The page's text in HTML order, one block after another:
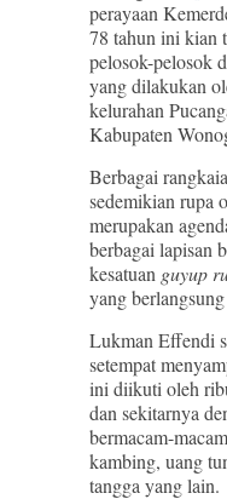
perayaan
78 tahun ini kian
pelosok-pelosok
yang dilakukan
kelurahan
Kabupaten
Berbagai
sedemikian rupa
merupakan
berbagai lapisan
kesatuan guyup
yang
Lukman Effendi
setempat
ini diikuti oleh
dan sekitarnya
bermacam-
kambing, uang
tangga yang lain.